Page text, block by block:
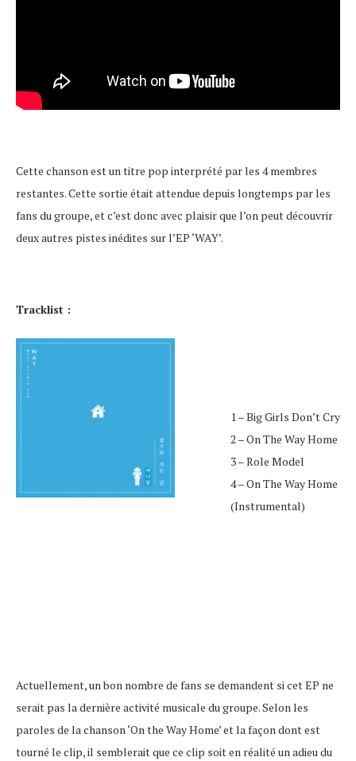
Cette chanson est un titre pop interprété par les 4 membres
restantes. Cette sortie était attendue depuis longtemps par les
fans du groupe, et c’est donc avec plaisir que l’on peut découvrir
deux autres pistes inédites sur l’EP ‘WAY’.
Tracklist :
1 – Big Girls Don’t Cry
2 – On The Way Home
3 – Role Model
4 – On The Way Home
(Instrumental)
Actuellement, un bon nombre de fans se demandent si cet EP ne
serait pas la dernière activité musicale du groupe. Selon les
paroles de la chanson ‘On the Way Home’ et la façon dont est
tourné le clip, il semblerait que ce clip soit en réalité un adieu du